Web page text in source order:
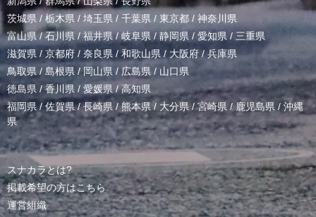
茨城県 / 栃木県 / 埼玉県 / 千葉県 / 東京都 / 神奈川県
富山県 /石川県/福井県/岐阜県 / 静岡県 / 愛知県 / 三重県
滋賀県 / 京都府 / 奈良県 / 和歌山県/ 大阪府 /兵庫県
鳥取県/ 島根県 /岡山県/ 広島県 / 山口県
徳島県 /香川県 / 愛媛県/高知県
福岡県/佐賀県/長崎県 /熊本県/ 大分県/宮崎県 /鹿児島県 / 沖縄
県
スナカラとは?
掲載希望の方はこちら
運営組織